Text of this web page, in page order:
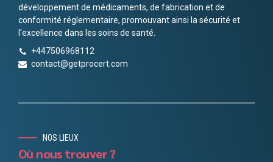
développement de médicaments, de fabrication et de
conformité réglementaire, promouvant ainsi la sécurité et
l'excellence dans les soins de santé.
+447506968112
contact@getprocert.com
NOS LIEUX
Où nous trouver ?